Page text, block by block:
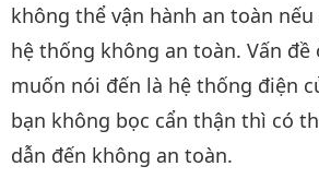
không thể vận hành an toàn
hệ thống không an toàn. Vấn đề
muốn nói đến là hệ thống điện
bạn không bọc cẩn thận thì có
dẫn đến không an toàn.